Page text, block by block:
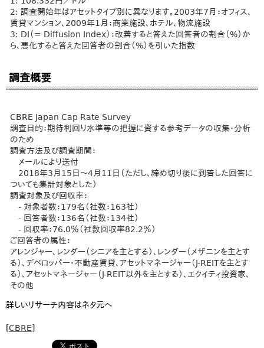
2: 調査開始年はアセットタイプ別に異なります。2003年7月：オフィス、
賃貸マンション、2009年1月：商業施設、ホテル、物流施設
3: DI（= Diffusion Index）：改善すると答えた回答者の割合（%）か
ら、悪化すると答えた回答者の割合（%）を引いた指数
調査概要
CBRE Japan Cap Rate Survey
調査目的：期待利回り水準等の把握に資する参考データの収集・分析
のため
調査方法及び調査期間：
メールにより送付
2018年3月15日～4月11日（ただし、締め切り後に到着した回答に
ついても集計対象とした）
調査対象及び回収率：
- 対象者数：179名（社数：163社）
- 回答者数：136名（社数：134社）
- 回収率：76.0％（社数回収率82.2％）
ご回答者の属性：
アレンジャー、レンダー（シニアを主とする）、レンダー（メザニンを主とす
る）、デベロッパー・不動産賃貸、アセットマネージャー（J-REITを主とす
る）、アセットマネージャー（J-REIT以外を主とする）、エクイティ投資家、
その他
詳しいリサーチ内容はネタ元へ
[CBRE]